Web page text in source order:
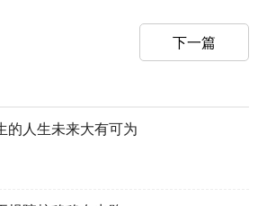
下一篇
的人生未来大有可为